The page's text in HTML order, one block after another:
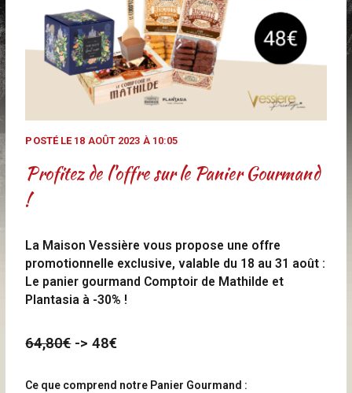
POSTÉ LE 18 AOÛT 2023 À 10:05
Profitez de l'offre sur le Panier Gourmand
!
La Maison Vessière vous propose une offre
promotionnelle exclusive, valable du 18 au 31 août :
Le panier gourmand Comptoir de Mathilde et
Plantasia à -30% !
64,80€-> 48€
Ce que comprend notre Panier Gourmand :